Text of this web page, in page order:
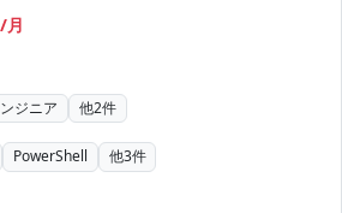
月
ジニア 他2件
PowerShell 他3件